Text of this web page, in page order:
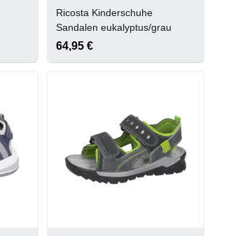
Ricosta Kinderschuhe
Sandalen eukalyptus/grau
64,95 €